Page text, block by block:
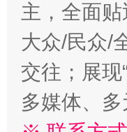
主，全面
大众/民众/
交往；展现
多媒体、